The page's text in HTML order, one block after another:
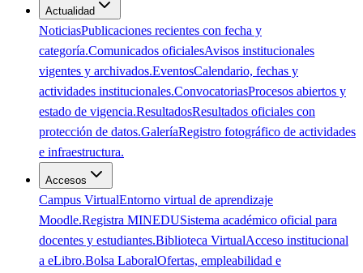
Actualidad
NoticiasPublicaciones recientes con fecha y
categoría.Comunicados oficialesAvisos institucionales
vigentes y archivados.EventosCalendario, fechas y
actividades institucionales.ConvocatoriasProcesos abiertos y
estado de vigencia.ResultadosResultados oficiales con
protección de datos.GaleríaRegistro fotográfico de actividades
e infraestructura.
Accesos
Campus VirtualEntorno virtual de aprendizaje
Moodle.Registra MINEDUSistema académico oficial para
docentes y estudiantes.Biblioteca VirtualAcceso institucional
a eLibro.Bolsa LaboralOfertas, empleabilidad e